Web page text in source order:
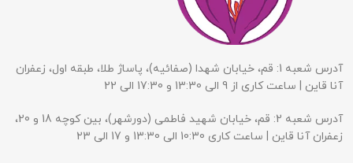
آدرس شعبه 1: قم، خیابان شهدا (صفائیه)، پاساژ طلا، طبقه اول، زعفران
آنا قاین | ساعت کاری از 9 الی 13:30 و 17:30 الی 22
آدرس شعبه 2: قم، خیابان شهید فاطمی (دورشهر)، بین کوچه 18 و 20،
زعفران آنا قاین | ساعت کاری 10:30 الی 13:30 و 17 الی 23